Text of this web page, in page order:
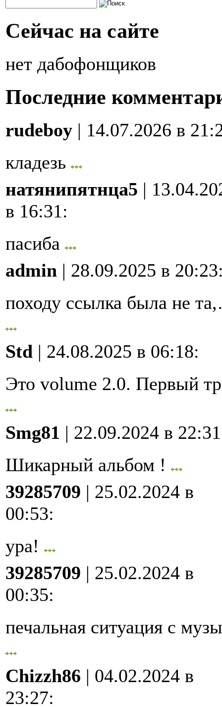
Сейчас на сайте
нет дабофонщиков
Последние
rudeboy | 14.07.2026 в
кладезь
натянипятнца5 |
в 16:31:
пасиба
admin | 28.09.2025 в 20:23
походу ссылка была не
Std | 24.08.2025 в 06:18:
Это volume 2.0. Первый
Smg81 | 22.09.2024 в 22:31
Шикарный альбом !
39285709 | 25.02.2024 в
00:53:
ура!
39285709 | 25.02.2024 в
00:35:
печальная ситуация с
Chizzh86 | 04.02.2024 в
23:27: